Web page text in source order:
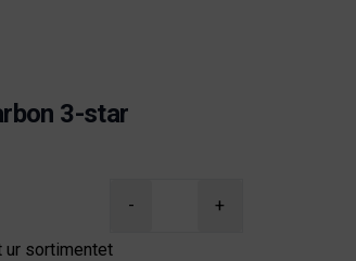
3-star
- +
ur sortimentet